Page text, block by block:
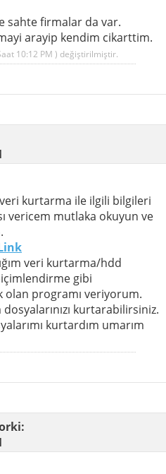
sahte firmalar da var.
arayip kendim cikarttim.
10:12 PM ) değiştirilmiştir.
kurtarma ile ilgili bilgileri
vericem mutlaka okuyun ve
veri kurtarma/hdd
gibi
programı veriyorum.
kurtarabilirsiniz.
kurtardım umarım